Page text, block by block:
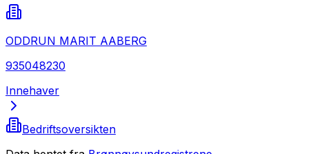
ODDRUN MARIT AABERG
935048230
Innehaver
Bedriftsoversikten